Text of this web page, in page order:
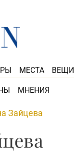
МЕСТА ВЕЩИ
МНЕНИЯ
Зайцева